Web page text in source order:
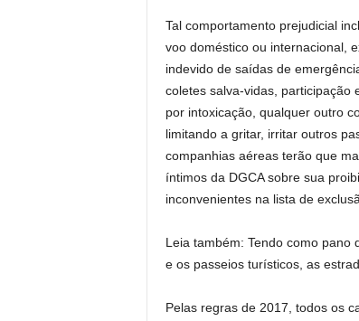
Tal comportamento prejudicial
voo doméstico ou internacional,
indevido de saídas de
coletes salva-vidas, participação
por intoxicação, qualquer outro
limitando a gritar, irritar outros
companhias aéreas terão que
íntimos da DGCA sobre sua
inconvenientes na lista de
Leia também: Tendo como pano
e os passeios turísticos, as
Pelas regras de 2017, todos os